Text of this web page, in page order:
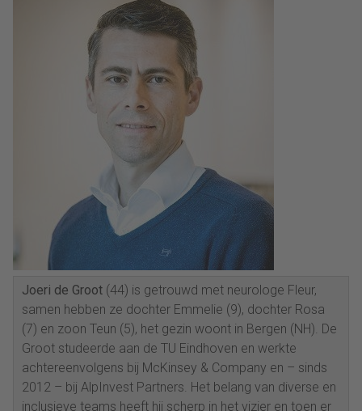
Joeri de Groot (44) is getrouwd met neurologe Fleur,
samen hebben ze dochter Emmelie (9), dochter Rosa
(7) en zoon Teun (5), het gezin woont in Bergen (NH). De
Groot studeerde aan de TU Eindhoven en werkte
achtereenvolgens bij McKinsey & Company en – sinds
2012 – bij AlpInvest Partners. Het belang van diverse en
inclusieve teams heeft hij scherp in het vizier en toen er